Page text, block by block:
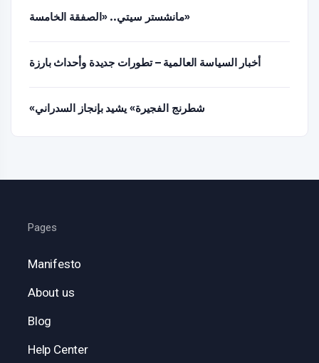
مانشستر سيتي.. «الصفقة الخامسة»
أخبار السياسة العالمية – تطورات جديدة وأحداث بارزة
«شطرنج الفجيرة» يشيد بإنجاز السدراني
Pages
Manifesto
About us
Blog
Help Center